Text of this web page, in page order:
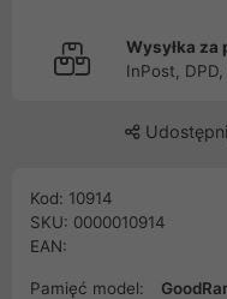
Wysyłka za
InPost, DPD,
Kod: 10914
SKU: 0000010914
EAN:
Pamięć model: